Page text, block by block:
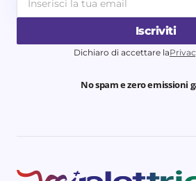
Iscriviti
Dichiaro di accettare la
No spam e zero emissioni